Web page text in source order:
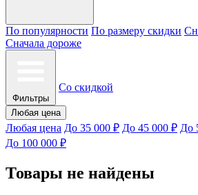
По популярности По размеру скидки
Сначала дороже
Фильтры
Со скидкой
Любая цена
Любая цена До 35 000 ₽ До 45 000 ₽ До
До 100 000 ₽
Товары не найдены